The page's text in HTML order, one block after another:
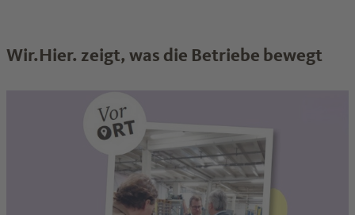
Wir.Hier. zeigt, was die Betriebe bewegt